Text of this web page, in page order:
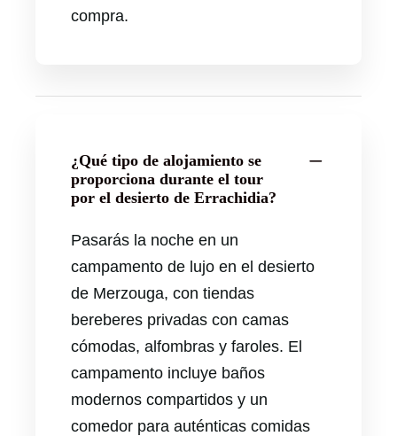
compra.
¿Qué tipo de alojamiento se
proporciona durante el tour
por el desierto de Errachidia?
Pasarás la noche en un
campamento de lujo en el desierto
de Merzouga, con tiendas
bereberes privadas con camas
cómodas, alfombras y faroles. El
campamento incluye baños
modernos compartidos y un
comedor para auténticas comidas